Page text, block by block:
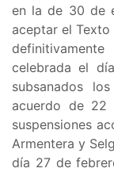
en la de 30 de
aceptar el Texto
celebrada el
subsanados
acuerdo de
suspensiones
Armentera y
día 27 de